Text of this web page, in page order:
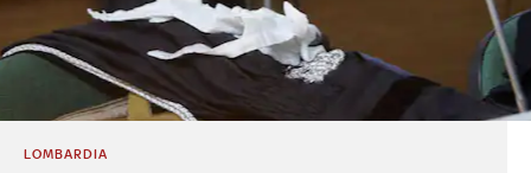
LOMBARDIA